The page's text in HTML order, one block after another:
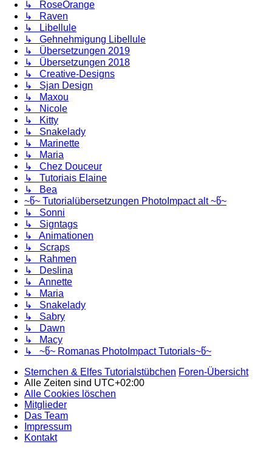
↳ RoseOrange
↳ Raven
↳ Libellule
↳ Gehnehmigung Libellule
↳ Übersetzungen 2019
↳ Übersetzungen 2018
↳ Creative-Designs
↳ Sjan Design
↳ Maxou
↳ Nicole
↳ Kitty
↳ Snakelady
↳ Marinette
↳ Maria
↳ Chez Douceur
↳ Tutoriais Elaine
↳ Bea
~წ~ Tutorialübersetzungen PhotoImpact alt ~წ~
↳ Sonni
↳ Signtags
↳ Animationen
↳ Scraps
↳ Rahmen
↳ Deslina
↳ Annette
↳ Maria
↳ Snakelady
↳ Sabry
↳ Dawn
↳ Macy
↳ ~წ~ Romanas PhotoImpact Tutorials~წ~
Sternchen & Elfes Tutorialstübchen Foren-Übersicht
Alle Zeiten sind UTC+02:00
Alle Cookies löschen
Mitglieder
Das Team
Impressum
Kontakt